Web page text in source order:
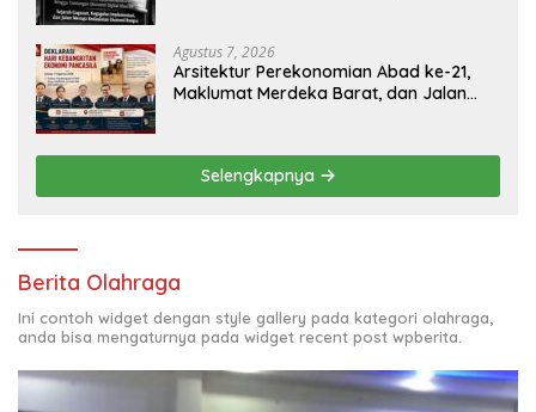
Agustus 7, 2026
Arsitektur Perekonomian Abad ke-21,
Maklumat Merdeka Barat, dan Jalan
Selengkapnya
Berita Olahraga
Ini contoh widget dengan style gallery pada kategori olahraga,
anda bisa mengaturnya pada widget recent post wpberita.